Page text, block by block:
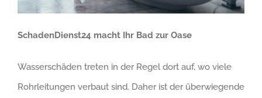
SchadenDienst24 macht Ihr Bad zur Oase
Wasserschäden treten in der Regel dort auf, wo viele
Rohrleitungen verbaut sind. Daher ist der überwiegende